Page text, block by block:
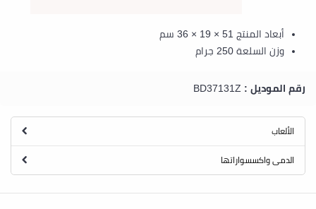
أبعاد المنتج 51 × 19 × 36 سم
وزن السلعة 250 جرام
رقم الموديل : BD37131Z
الألعاب
الدمى واكسسواراتها